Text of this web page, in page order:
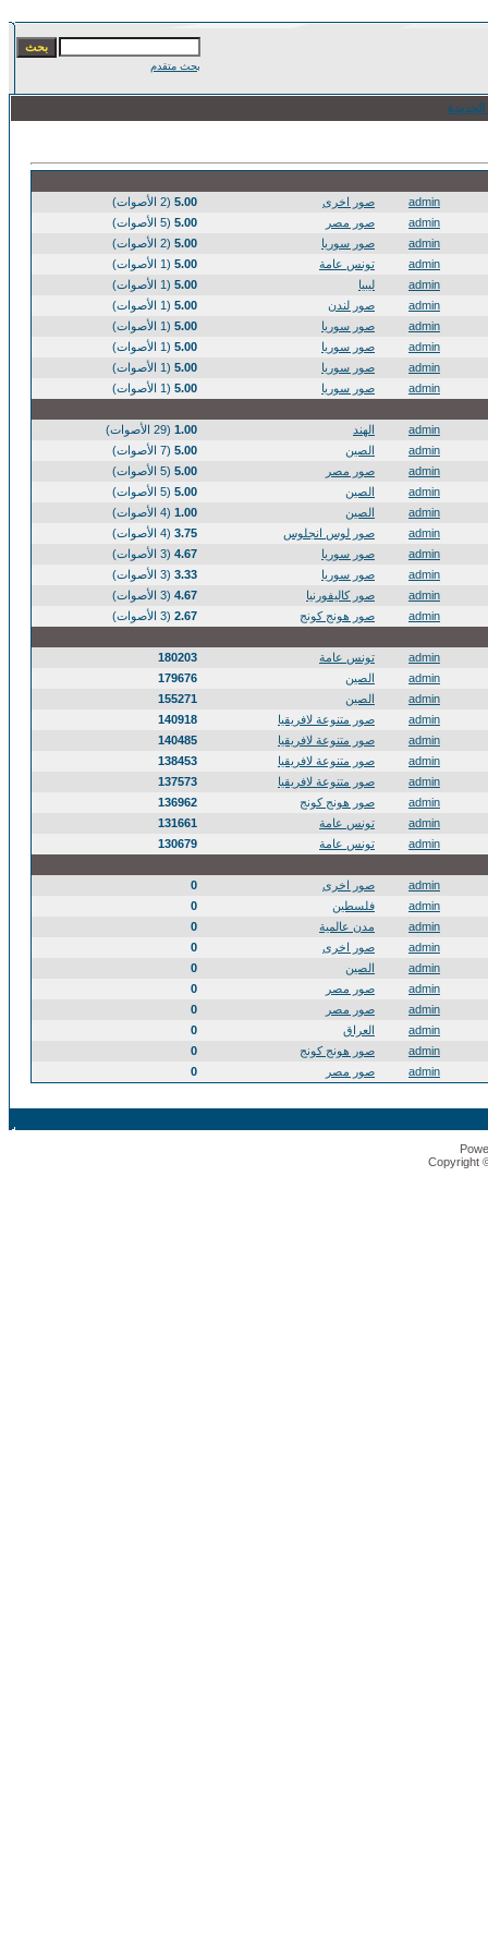
بحث متقدم
admin صور اخرى 5.00 (2 الأصوات)
admin
صور مصر 5.00 (5 الأصوات)
admin
صور سوريا 5.00 (2 الأصوات)
admin
تونس عامة 5.00 (1 الأصوات)
admin
ليبيا 5.00 (1 الأصوات)
admin
صور لندن 5.00 (1 الأصوات)
admin
صور سوريا 5.00 (1 الأصوات)
admin
صور سوريا 5.00 (1 الأصوات)
admin
صور سوريا 5.00 (1 الأصوات)
admin
صور سوريا 5.00 (1 الأصوات)
admin الهند 1.00 (29 الأصوات)
admin
الصين 5.00 (7 الأصوات)
admin
صور مصر 5.00 (5 الأصوات)
admin
الصين 5.00 (5 الأصوات)
admin
الصين 1.00 (4 الأصوات)
admin
صور لوس انجلوس 3.75 (4 الأصوات)
admin
صور سوريا 4.67 (3 الأصوات)
admin
صور سوريا 3.33 (3 الأصوات)
admin
صور كاليفورنيا 4.67 (3 الأصوات)
admin
صور هونج كونج 2.67 (3 الأصوات)
admin تونس عامة
180203
admin
الصين
179676
admin
الصين
155271
admin
صور متنوعة لافريقيا
140918
admin
صور متنوعة لافريقيا
140485
admin
صور متنوعة لافريقيا
138453
admin
صور متنوعة لافريقيا
137573
admin
صور هونج كونج
136962
admin
تونس عامة
131661
admin
تونس عامة 130679
admin صور اخرى
0
admin
فلسطين
0
admin
مدن عالمية
0
admin
صور اخرى
0
admin
الصين
0
admin
صور مصر
0
admin
صور مصر
0
admin
العراق
0
admin
صور هونج كونج
0
admin
صور مصر 0
Copyright